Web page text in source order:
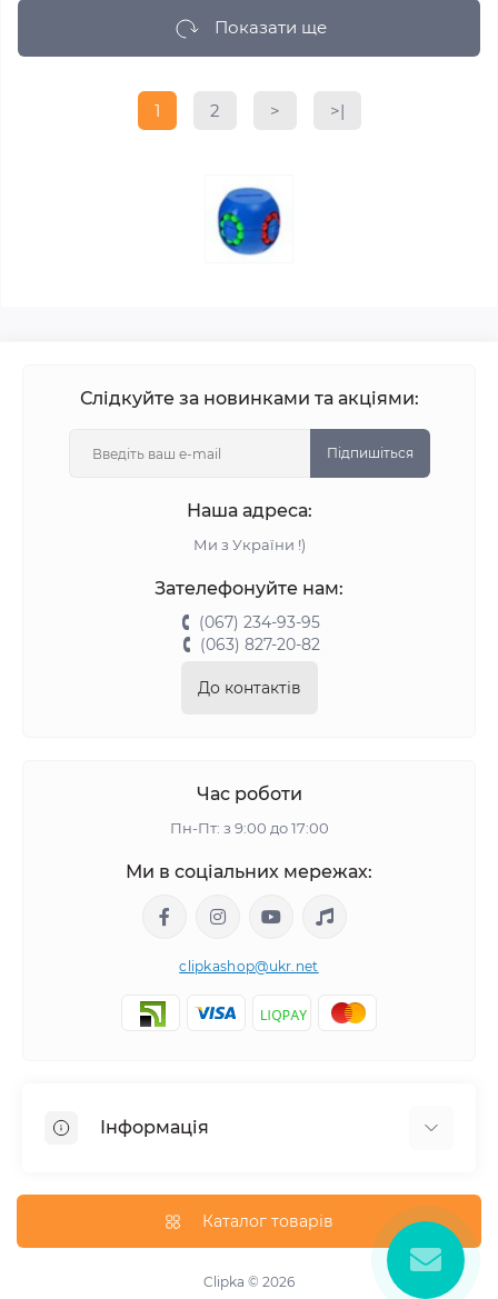
Показати ще
1 2 > >|
Слідкуйте за новинками та акціями:
Підпишіться
Наша адреса:
Ми з України !)
Зателефонуйте нам:
(067) 234-93-95
(063) 827-20-82
До контактів
Час роботи
Пн-Пт: з 9:00 до 17:00
Ми в соціальних мережах:
clipkashop@ukr.net
Інформація
Контакти
Каталог товарів
Clipka © 2026